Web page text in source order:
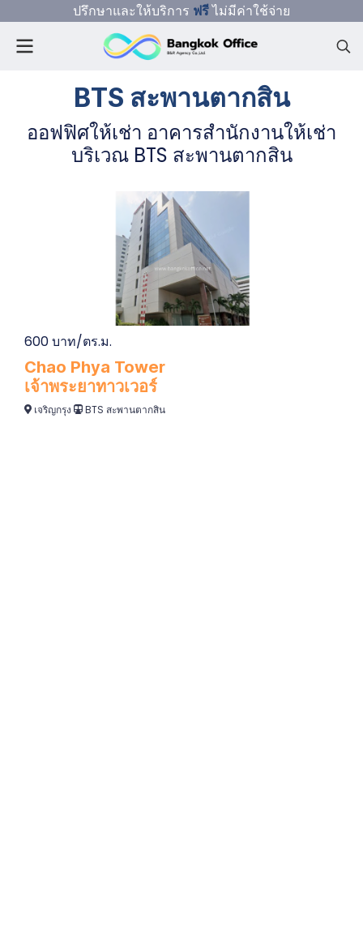
ปรึกษาและให้บริการ ฟรีไม่มีค่าใช้จ่าย
BTS สะพานตากสิน
ออฟฟิศให้เช่า อาคารสำนักงานให้เช่า
บริเวณ BTS สะพานตากสิน
600 บาท/ตร.ม.
Chao Phya Tower
เจ้าพระยาทาวเวอร์
เจริญกรุง BTS สะพานตากสิน